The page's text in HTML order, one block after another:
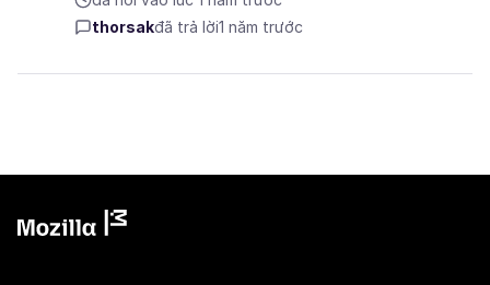
thorsakđã trả lời1 năm trước